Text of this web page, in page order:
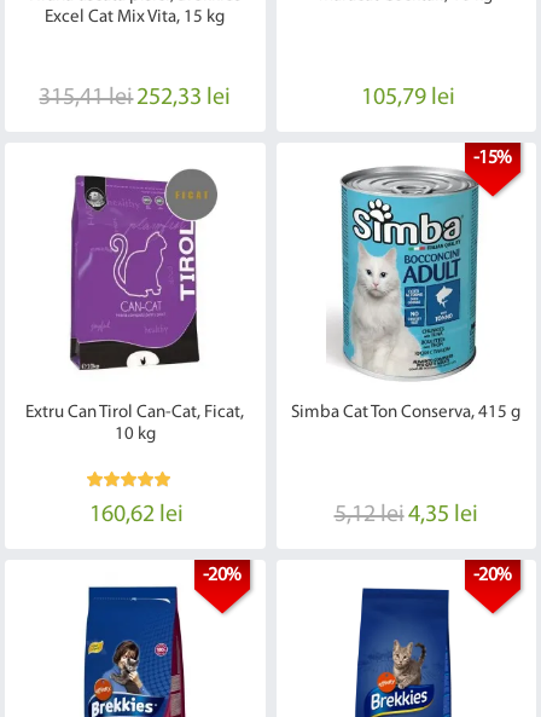
Excel Cat Mix Vita, 15 kg
315,41 lei252,33 lei 105,79 lei
Extru Can Tirol Can-Cat, Ficat,
10 kg
160,62 lei
-15%
Simba Cat Ton Conserva, 415 g
5,12 lei4,35 lei
-20% -20%